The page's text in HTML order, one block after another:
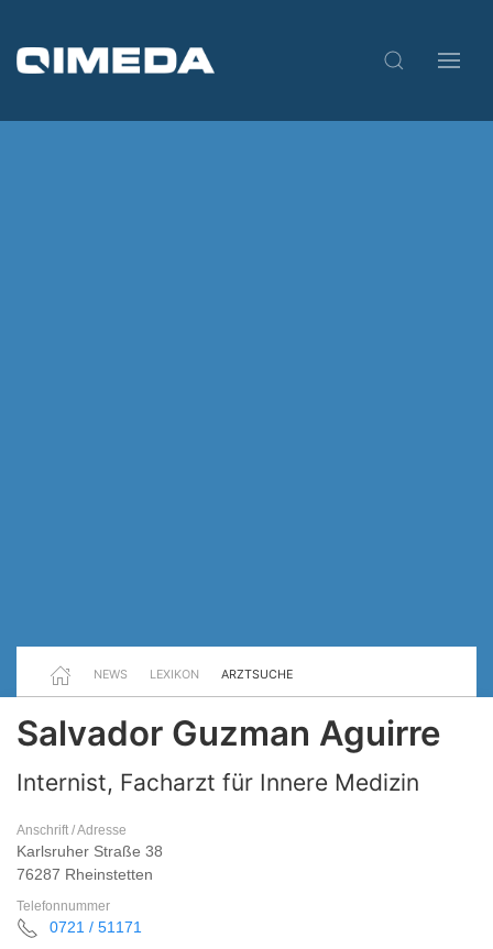
NEWS LEXIKON ARZTSUCHE
Salvador Guzman Aguirre
Internist, Facharzt für Innere Medizin
Anschrift / Adresse
Karlsruher Straße 38
76287 Rheinstetten
Telefonnummer
0721 / 51171